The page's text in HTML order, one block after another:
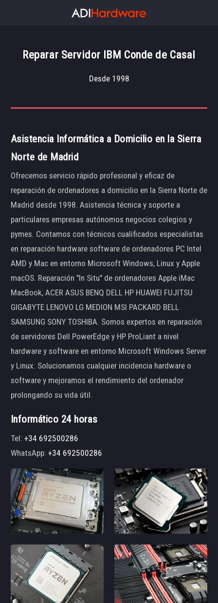
Reparar Servidor IBM Conde de Casal
Desde 1998
Asistencia Informática a Domicilio en la Sierra
Norte de Madrid
Ofrecemos servicio rápido profesional y eficaz de
reparación de ordenadores a domicilio en la Sierra Norte de
Madrid desde 1998. Asistencia técnica y soporte a
particulares empresas autónomos negocios colegios y
pymes. Contamos con técnicos cualificados especialistas
en reparación hardware software de ordenadores PC Intel
AMD y Mac en entorno Microsoft Windows, Linux y Apple
macOS. Reparación "In Situ" de ordenadores Apple iMac
MacBook, ACER ASUS BENQ DELL HP HUAWEI FUJITSU
GIGABYTE LENOVO LG MEDION MSI PACKARD BELL
SAMSUNG SONY TOSHIBA. Somos expertos en reparación
de servidores Dell PowerEdge y HP ProLiant a nivel
hardware y software en entorno Microsoft Windows Server
y Linux. Solucionamos cualquier incidencia hardware o
software y mejoramos el rendimiento del ordenador
prolongando su vida útil.
Informático 24 horas
Tel:+34 692500286
WhatsApp:+34 692500286